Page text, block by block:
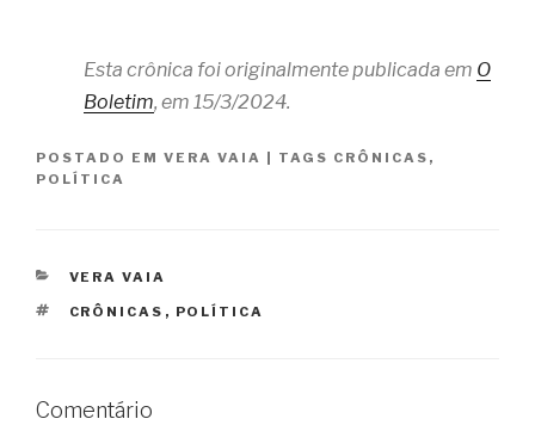
Esta crônica foi originalmente publicada em O
Boletim, em 15/3/2024.
POSTADO EM VERA VAIA | TAGS CRÔNICAS ,
POLÍTICA
CATEGORIAS
VERA VAIA
TAGS
CRÔNICAS , POLÍTICA
Comentário